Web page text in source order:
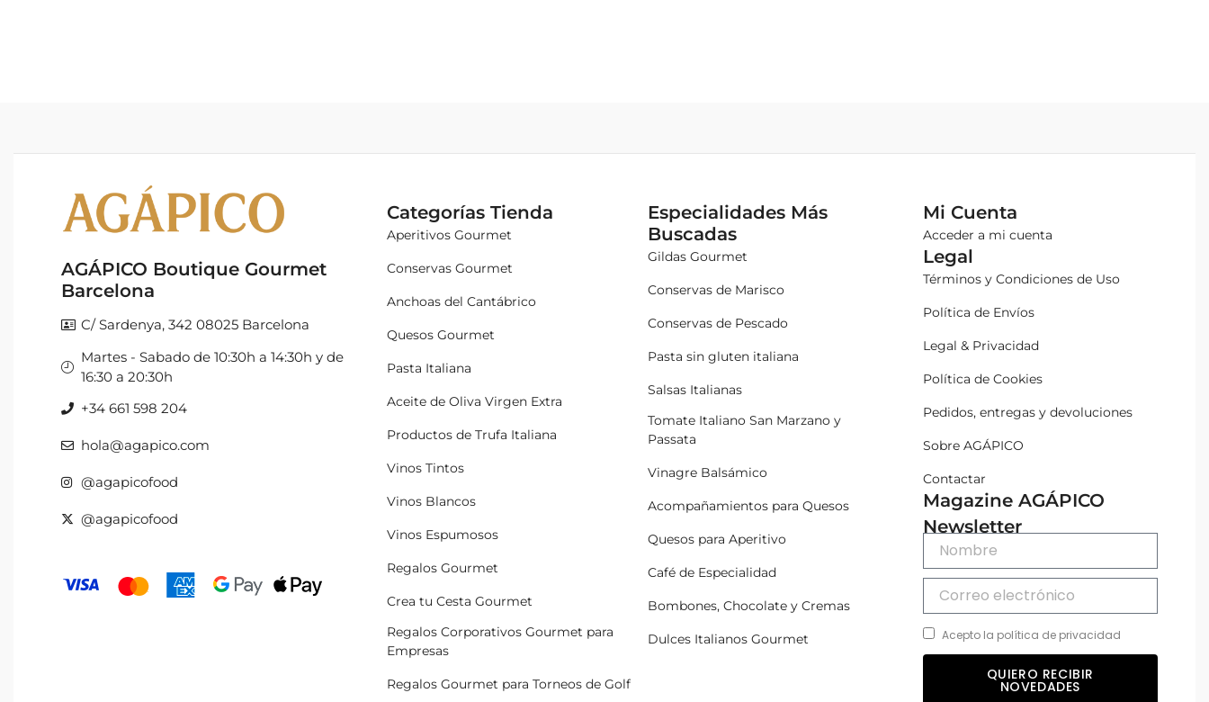
AGÁPICO Boutique Gourmet
Barcelona
C/ Sardenya, 342 08025 Barcelona
Martes - Sabado de 10:30h a 14:30h y de
16:30 a 20:30h
+34 661 598 204
hola@agapico.com
@agapicofood
@agapicofood
Categorías Tienda
Aperitivos Gourmet
Conservas Gourmet
Anchoas del Cantábrico
Quesos Gourmet
Pasta Italiana
Aceite de Oliva Virgen Extra
Productos de Trufa Italiana
Vinos Tintos
Vinos Blancos
Vinos Espumosos
Regalos Gourmet
Crea tu Cesta Gourmet
Regalos Corporativos Gourmet para
Empresas
Regalos Gourmet para Torneos de Golf
Especialidades Más
Buscadas
Gildas Gourmet
Conservas de Marisco
Conservas de Pescado
Pasta sin gluten italiana
Salsas Italianas
Tomate Italiano San Marzano y
Passata
Vinagre Balsámico
Acompañamientos para Quesos
Quesos para Aperitivo
Café de Especialidad
Bombones, Chocolate y Cremas
Dulces Italianos Gourmet
Mi Cuenta
Acceder a mi cuenta
Legal
Términos y Condiciones de Uso
Política de Envíos
Legal & Privacidad
Política de Cookies
Pedidos, entregas y devoluciones
Sobre AGÁPICO
Contactar
Magazine AGÁPICO
Newsletter
Acepto la política de privacidad
QUIERO RECIBIR
NOVEDADES